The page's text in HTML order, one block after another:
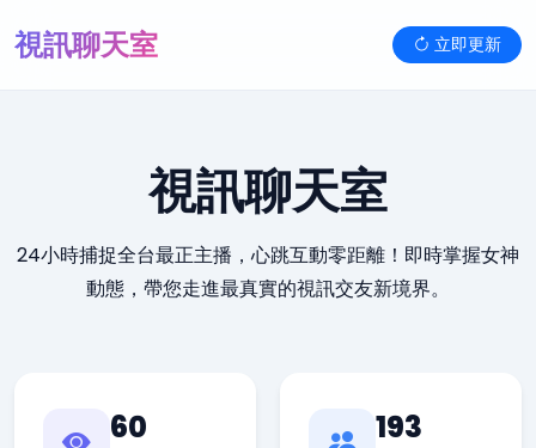
視訊聊天室 立即更新
視訊聊天室
24小時捕捉全台最正主播，心跳互動零距離！即時掌握女神
動態，帶您走進最真實的視訊交友新境界。
60 193